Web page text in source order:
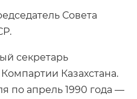
Совета
секретарь
Казахстана.
по апрель 1990 года —